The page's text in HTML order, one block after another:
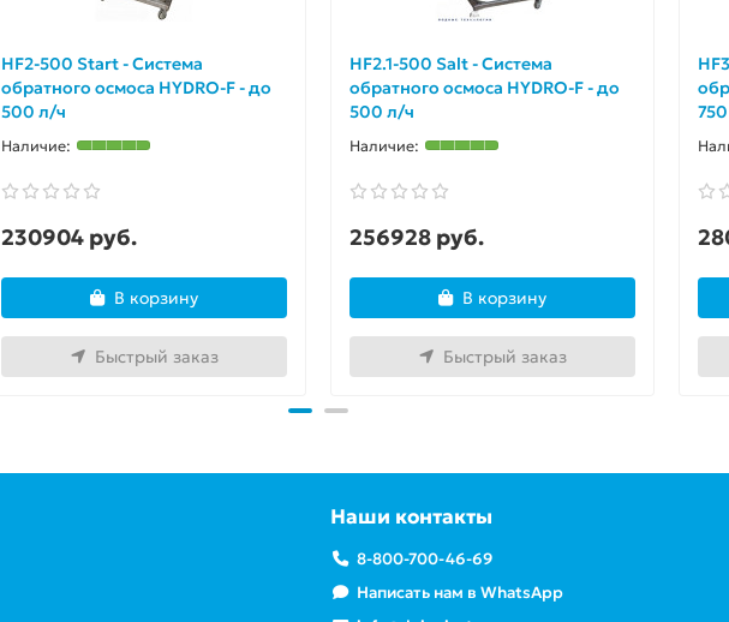
HF2-500 Start - Система
обратного осмоса HYDRO-F - до
500 л/ч
230904 руб.
В корзину
Быстрый заказ
HF2.1-500 Salt - Система
обратного осмоса HYDRO-F - до
500 л/ч
256928 руб.
В корзину
Быстрый заказ
Наши контакты
8-800-700-46-69
Написать нам в WhatsApp